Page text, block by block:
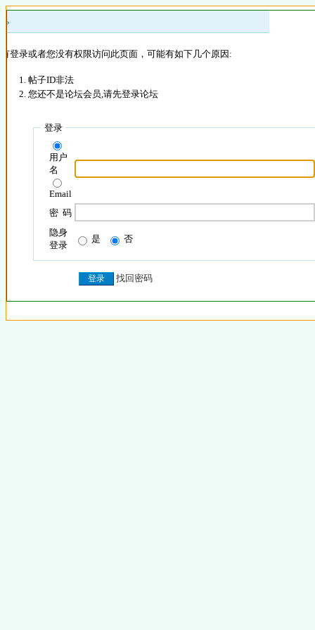
»
登录或者您没有权限访问此页面，可能有如下几个原因:
帖子ID非法
您还不是论坛会员,请先登录论坛
登录
用户
名
Email
密 码
隐身
登录
是 否
找回密码